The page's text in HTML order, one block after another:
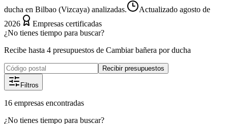
ducha en Bilbao (Vizcaya) analizadas.
Actualizado agosto de
2026
Empresas certificadas
¿No tienes tiempo para buscar?
Recibe hasta 4 presupuestos de Cambiar bañera por ducha
Recibir presupuestos
Filtros
16 empresas encontradas
¿No tienes tiempo para buscar?